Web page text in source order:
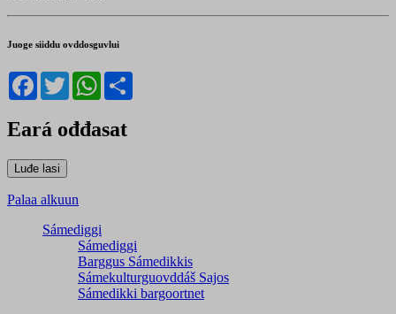
Juoge siiddu ovddosguvlui
Facebook
TwitterWhatsApp
Eará ođđasat
Palaa alkuun
Sámediggi
Sámediggi
Barggus Sámedikkis
Sámekulturguovddáš Sajos
Sámedikki bargoortnet